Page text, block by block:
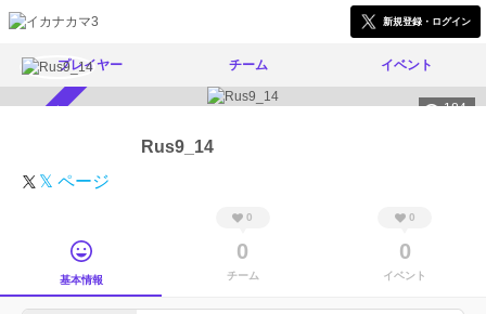
新規登録・ログイン
プレイヤー チーム イベント
184
Rus9_14
𝕏 ページ
基本情報
0
0
チーム
0
0
イベント